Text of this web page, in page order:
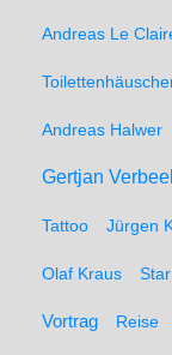
Andreas Le
Andreas Halwer
Gertjan
Tattoo Jürgen
Olaf Kraus
Vortrag Reise